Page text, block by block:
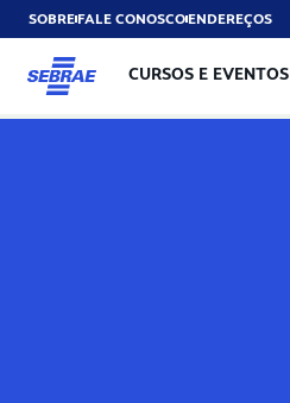
SOBREFALE CONOSCOENDEREÇOS
CURSOS E EVENTOS